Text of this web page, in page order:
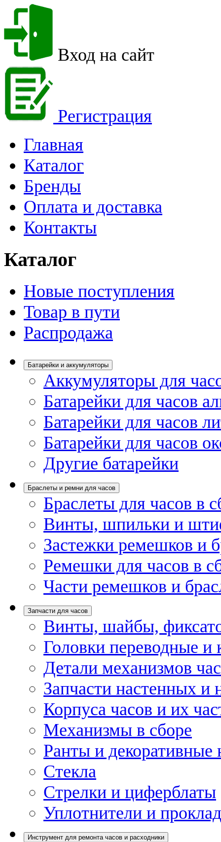
Вход на сайт
Регистрация
Главная
Каталог
Бренды
Оплата и доставка
Контакты
Каталог
Новые поступления
Товар в пути
Распродажа
Батарейки и аккумуляторы
Аккумуляторы для
Батарейки для часов
Батарейки для часов
Батарейки для часов
Другие батарейки
Браслеты и ремни для часов
Браслеты для часов в
Винты, шпильки и
Застежки ремешков и
Ремешки для часов в
Части ремешков и
Запчасти для часов
Винты, шайбы,
Головки переводные и
Детали механизмов
Запчасти настенных и
Корпуса часов и их
Механизмы в сборе
Ранты и декоративные
Стекла
Стрелки и циферблаты
Уплотнители и
Инструмент для ремонта часов и расходники